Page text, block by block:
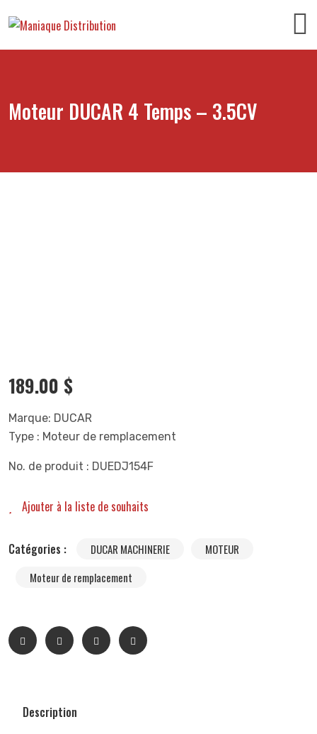
Moteur DUCAR 4 Temps – 3.5CV
189.00 $
Marque: DUCAR
Type : Moteur de remplacement
No. de produit : DUEDJ154F
Ajouter à la liste de souhaits
Catégories : DUCAR MACHINERIE
MOTEUR
Moteur de remplacement
Description